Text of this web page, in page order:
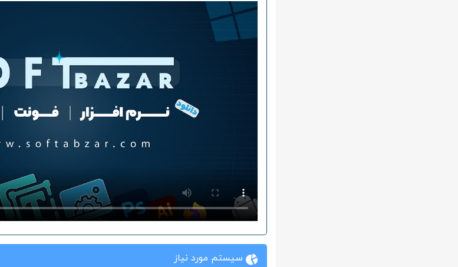
سیستم مورد نیاز